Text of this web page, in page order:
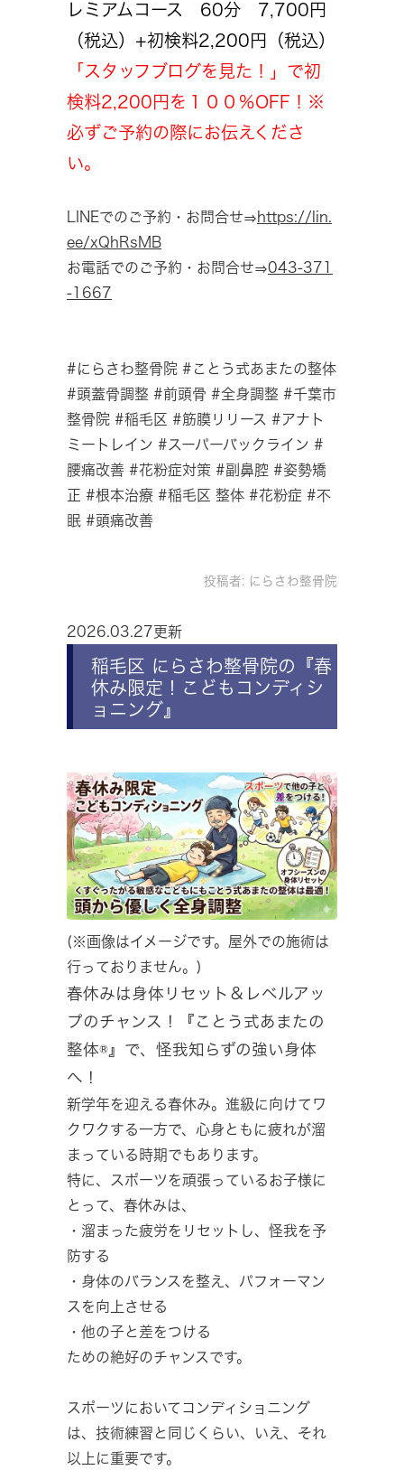
レミアムコース 60分 7,700円
（税込）+初検料2,200円（税込）
「スタッフブログを見た！」で初
検料2,200円を１００％OFF！※
必ずご予約の際にお伝えくださ
い。
LINEでのご予約・お問合せ⇒https://lin.
ee/xQhRsMB
お電話でのご予約・お問合せ⇒043-371
-1667
#にらさわ整骨院 #ことう式あまたの整体
#頭蓋骨調整 #前頭骨 #全身調整 #千葉市
整骨院 #稲毛区 #筋膜リリース #アナト
ミートレイン #スーパーバックライン #
腰痛改善 #花粉症対策 #副鼻腔 #姿勢矯
正 #根本治療 #稲毛区 整体 #花粉症 #不
眠 #頭痛改善
投稿者: にらさわ整骨院
2026.03.27更新
稲毛区 にらさわ整骨院の『春
休み限定！こどもコンディシ
ョニング』
(※画像はイメージです。屋外での施術は
行っておりません。)
春休みは身体リセット＆レベルアッ
プのチャンス！『ことう式あまたの
整体®』で、怪我知らずの強い身体
へ！
新学年を迎える春休み。進級に向けてワ
クワクする一方で、心身ともに疲れが溜
まっている時期でもあります。
特に、スポーツを頑張っているお子様に
とって、春休みは、
・溜まった疲労をリセットし、怪我を予
防する
・身体のバランスを整え、パフォーマン
スを向上させる
・他の子と差をつける
ための絶好のチャンスです。
スポーツにおいてコンディショニング
は、技術練習と同じくらい、いえ、それ
以上に重要です。